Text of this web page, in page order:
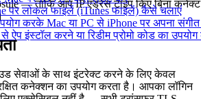
पर लोकल फाइलें (iTunes फाइलें) कैसे चलाएं
करके Mac या PC से iPhone पर अपना
ऐप इंस्टॉल करने या रिडीम प्रोमो कोड का
— ताकि आप IP एड्रेस टाइप किए बिना कनेक्ट
सेवाओं के साथ इंटरेक्ट करने के लिए केवल
कनेक्शन का उपयोग करता है। आपका लॉगिन